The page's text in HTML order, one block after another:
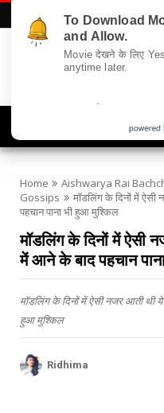
Home Aishwarya Rai
Gossips
मॉडलिंग के दिनों में ऐसी
पहचान पाना भी हुआ मुश्किल
मॉडलिंग के दिनों में ऐसी
में आने के बाद पहचान
मॉडलिंग के दिनों में ऐसी नजर आती थी ये
हुआ मुश्किल
Ridhima
To Download
and Allow.
Movie देखने के लिए
anytime later.